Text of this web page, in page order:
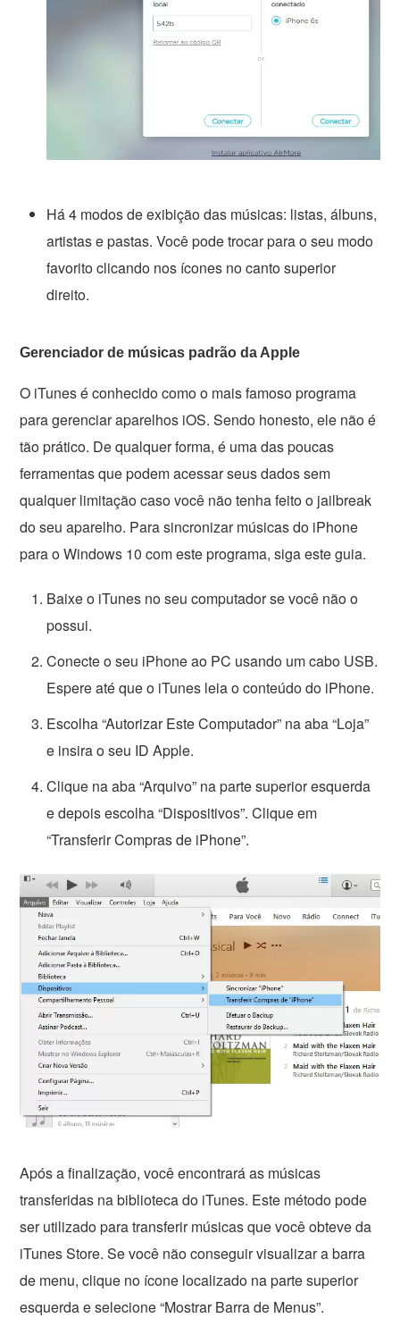
Há 4 modos de exibição das músicas: listas, álbuns,
artistas e pastas. Você pode trocar para o seu modo
favorito clicando nos ícones no canto superior
direito.
Gerenciador de músicas padrão da Apple
O iTunes é conhecido como o mais famoso programa
para gerenciar aparelhos iOS. Sendo honesto, ele não é
tão prático. De qualquer forma, é uma das poucas
ferramentas que podem acessar seus dados sem
qualquer limitação caso você não tenha feito o jailbreak
do seu aparelho. Para sincronizar músicas do iPhone
para o Windows 10 com este programa, siga este guia.
Baixe o iTunes no seu computador se você não o
possui.
Conecte o seu iPhone ao PC usando um cabo USB.
Espere até que o iTunes leia o conteúdo do iPhone.
Escolha “Autorizar Este Computador” na aba “Loja”
e insira o seu ID Apple.
Clique na aba “Arquivo” na parte superior esquerda
e depois escolha “Dispositivos”. Clique em
“Transferir Compras de iPhone”.
Após a finalização, você encontrará as músicas
transferidas na biblioteca do iTunes. Este método pode
ser utilizado para transferir músicas que você obteve da
iTunes Store. Se você não conseguir visualizar a barra
de menu, clique no ícone localizado na parte superior
esquerda e selecione “Mostrar Barra de Menus”.